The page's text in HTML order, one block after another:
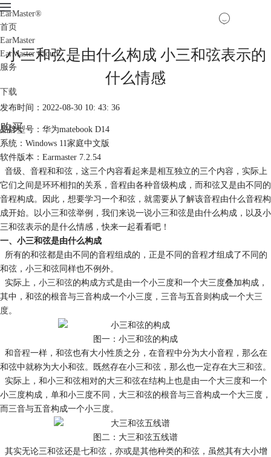
EarMaster®
首页
EarMaster
EarMaster Cloud
服务
下载
购买
小三和弦是由什么构成 小三和弦表示的
什么情感
发布时间：2022-08-30 10: 43: 36
品牌型号：华为matebook D14
系统：Windows 11家庭中文版
软件版本：Earmaster 7.2.54
音级、音程和和弦，这三个内容看起来是相互独立的三个内容，实际上
它们之间是环环相扣的关系，音程由各种音级构成，而和弦又是由不同的
音程构成。因此，想要学习一个和弦，就需要从了解该音程由什么音程构
成开始。以小三和弦举例，我们来说一说小三和弦是由什么构成，以及小
三和弦表示的是什么情感，快来一起看看吧！
一、小三和弦是由什么构成
所有的和弦都是由不同的音程组成的，正是不同的音程才组成了不同的
和弦，小三和弦同样也不例外。
实际上， 小三和弦的构成方式是由一个小三度和一个大三度叠加构成，
其中，和弦的根音与三音构成一个小三度，三音与五音则构成一个大三
度。
图一：小三和弦的构成
和音程一样，和弦也有大小性质之分，在音程中分为大小音程，那么在
和弦中就称为大小和弦。既然存在小三和弦，那么也一定存在大三和弦。
实际上，和小三和弦相对的大三和弦在结构上也是由一个大三度和一个
小三度构成，单和小三度不同，大三和弦的根音与三音构成一个大三度，
而三音与五音构成一个小三度。
图二：大三和弦五线谱
其实无论三和弦还是七和弦 ，亦或是其他种类的和弦，虽然其有大小增